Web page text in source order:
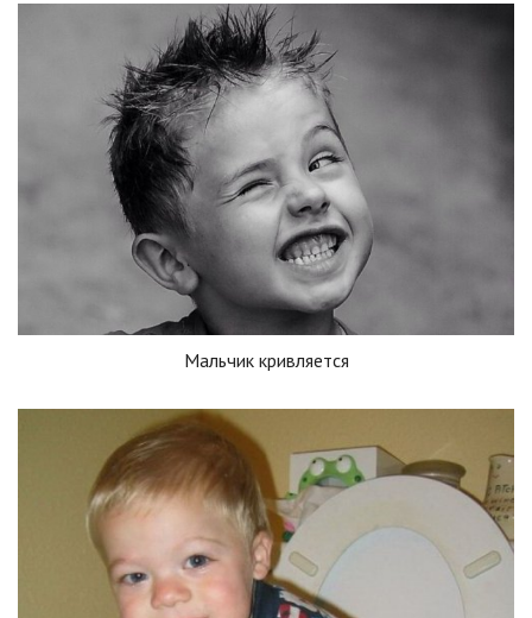
Мальчик кривляется